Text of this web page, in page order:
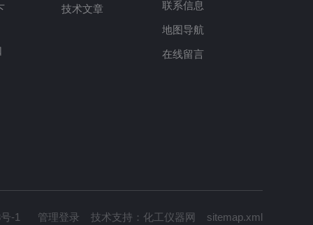
技术文章 联系信息
地图导航
在线留言
-1 管理登录 技术支持： 化工仪器网 sitemap.xml